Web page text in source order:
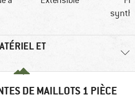
ET
DE MAILLOTS 1 PIÈCE